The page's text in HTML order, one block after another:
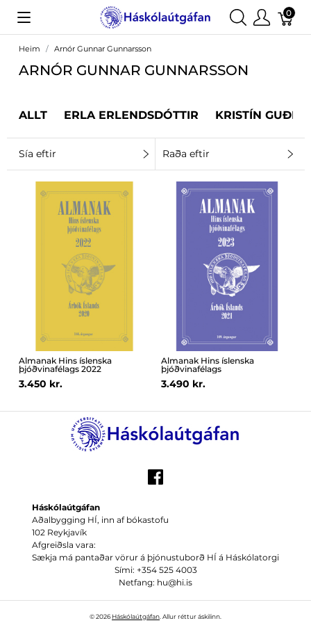
0
Heim Arnór Gunnar Gunnarsson
ARNÓR GUNNAR GUNNARSSON
ALLT ERLA ERLENDSDÓTTIR KRISTÍN
Sía eftir Raða eftir
Almanak Hins íslenska
þjóðvinafélags 2022
3.450 kr.
Almanak Hins íslenska
þjóðvinafélags
3.490 kr.
Háskólaútgáfan
Aðalbygging HÍ, inn af bókastofu
102 Reykjavík
Afgreiðsla vara:
Sækja má pantaðar vörur á þjónustuborð HÍ á Háskólatorgi
Sími: +354 525 4003
Netfang: hu@hi.is
© 2026Háskólaútgáfan . Allur réttur áskilinn.